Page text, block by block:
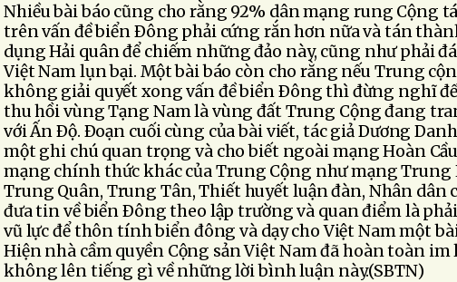
Nhiều bài báo cũng cho rằng 92% dân mạng rung Cộng
trên vấn đề biển Ðông phải cứng rắn hơn nữa và tán
dụng Hải quân để chiếm những đảo này, cũng như phải
Việt Nam lụn bại. Một bài báo còn cho rằng nếu Trung
không giải quyết xong vấn đề biển Ðông thì đừng nghĩ
thu hồi vùng Tạng Nam là vùng đất Trung Cộng đang
với Ấn Ðộ. Ðoạn cuối cùng của bài viết, tác giả Dương
một ghi chú quan trọng và cho biết ngoài mạng Hoàn
mạng chính thức khác của Trung Cộng như mạng Trung
Trung Quân, Trung Tân, Thiết huyết luận đàn, Nhân dân
đưa tin về biển Ðông theo lập trường và quan điểm là
vũ lực để thôn tính biển đông và dạy cho Việt Nam một
Hiện nhà cầm quyền Cộng sản Việt Nam đã hoàn toàn im
không lên tiếng gì về những lời bình luận này.(SBTN)